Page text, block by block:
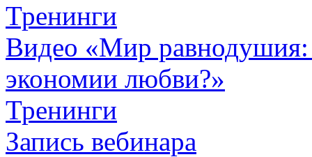
Тренинги
Видео «Мир равнодушия:
экономии любви?»
Тренинги
Запись вебинара